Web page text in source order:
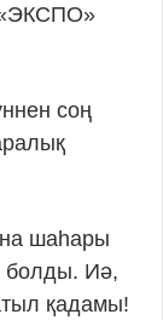
«ЭКСПО»
соң
шаһары
болды. Иә,
қадамы!